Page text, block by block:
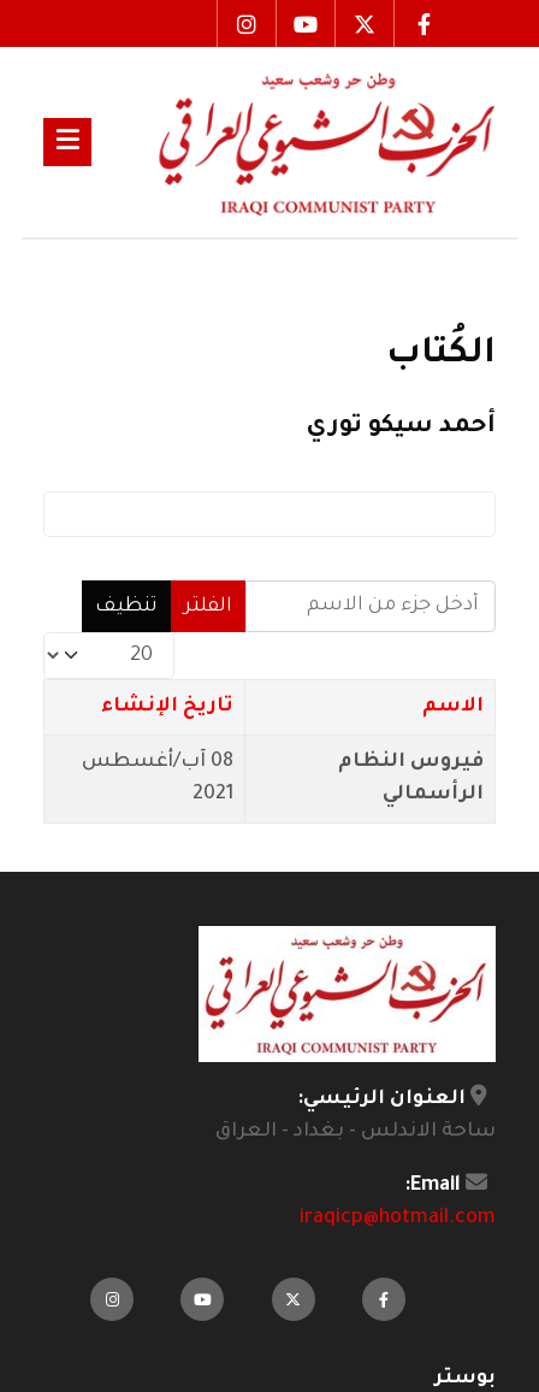
الكُتاب
أحمد سيكو توري
أدخل جزء من الاسم
الفلتر
تنظيف
عدد الإظهارات:
الاسم تاريخ الإنشاء
فيروس النظام
الرأسمالي
08 آب/أغسطس
2021
العنوان الرئيسي:
ساحة الاندلس - بغداد - العراق
Email:
iraqicp@hotmail.com
بوستر